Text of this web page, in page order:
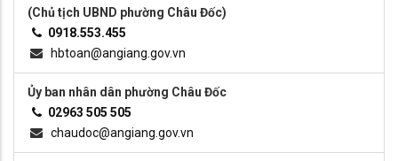
(Chủ tịch UBND phường Châu Đốc)
0918.553.455
hbtoan@angiang.gov.vn
Ủy ban nhân dân phường Châu Đốc
02963 505 505
chaudoc@angiang.gov.vn